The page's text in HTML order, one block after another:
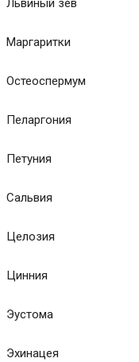
Маргаритки
Остеоспермум
Пеларгония
Петуния
Сальвия
Целозия
Цинния
Эустома
Эхинацея